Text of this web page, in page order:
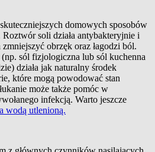
domowych sposobów
Roztwór soli działa antybakteryjnie i
obrzęk oraz łagodzi ból.
(np. sól fizjologiczna lub sól kuchenna
działa jak naturalny środek
które mogą powodować stan
może także pomóc w
infekcją. Warto jeszcze
wodą utlenioną.